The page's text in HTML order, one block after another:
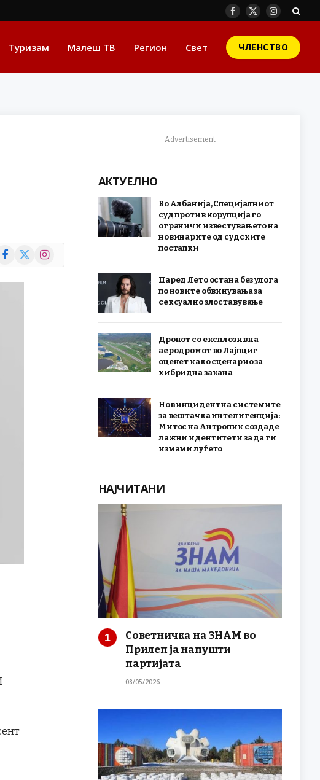
Facebook
X
Instagram
Туризам Малеш ТВ Регион Свет ЧЛЕНСТВО
Facebook
X
Instagram
Advertisement
АКТУЕЛНО
Во Албанија, Специјалниот
суд против корупција го
ограничи известувањето на
новинарите од судските
постапки
Џаред Лето остана без улога
по новите обвинувања за
сексуално злоставување
Дронот со експлозив на
аеродромот во Лајпциг
оценет како сценарио за
хибридна закана
Нов инцидент на системите
за вештачка интелигенција:
Митос на Антропик создаде
лажни идентитети за да ги
измами луѓето
НАЈЧИТАНИ
Советничка на ЗНАМ во
Прилеп ја напушти
партијата
08/05/2026